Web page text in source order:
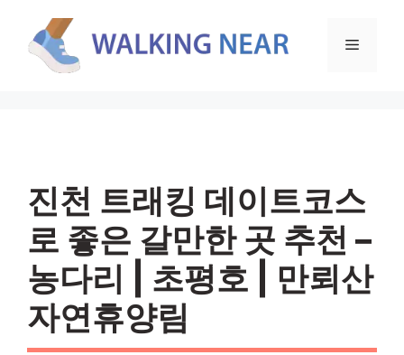
메
진천 트래킹 데이트코스
로 좋은 갈만한 곳 추천 –
농다리 | 초평호 | 만뢰산
자연휴양림